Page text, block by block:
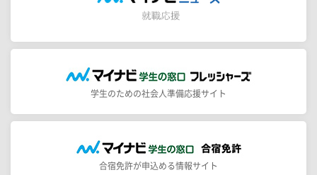
学生のための社会人準備応援サイト
合宿免許が申込める情報サイト